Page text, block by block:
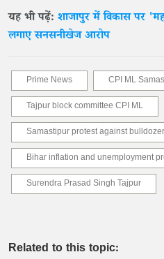
यह भी पढ़ें: शाजापुर में विकास पर
लगाए सनसनीखेज आरोप
Prime News
CPI ML
Tajpur block committee CPI ML
Samastipur protest against
Bihar inflation and unemployment
Surendra Prasad Singh Tajpur
Related to this topic: